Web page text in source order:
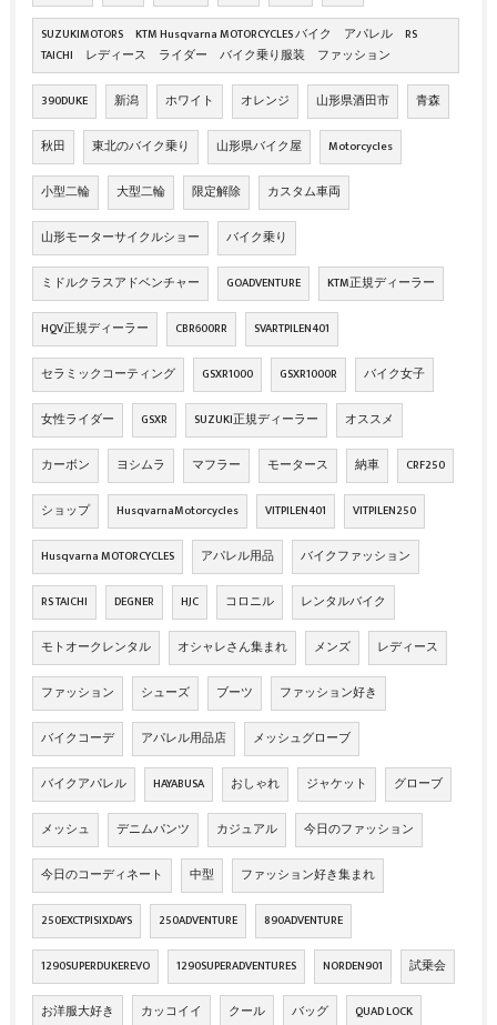
SUZUKIMOTORS KTM Husqvarna MOTORCYCLES バイク アパレル RS
TAICHI レディース ライダー バイク乗り服装 ファッション
390DUKE 新潟 ホワイト オレンジ 山形県酒田市 青森
秋田 東北のバイク乗り 山形県バイク屋 Motorcycles
小型二輪 大型二輪 限定解除 カスタム車両
山形モーターサイクルショー バイク乗り
ミドルクラスアドベンチャー GOADVENTURE KTM正規ディーラー
HQV正規ディーラー CBR600RR SVARTPILEN401
セラミックコーティング GSXR1000 GSXR1000R バイク女子
女性ライダー GSXR SUZUKI正規ディーラー オススメ
カーボン ヨシムラ マフラー モータース 納車 CRF250
ショップ HusqvarnaMotorcycles VITPILEN401 VITPILEN250
Husqvarna MOTORCYCLES アパレル用品 バイクファッション
RS TAICHI DEGNER HJC コロニル レンタルバイク
モトオークレンタル オシャレさん集まれ メンズ レディース
ファッション シューズ ブーツ ファッション好き
バイクコーデ アパレル用品店 メッシュグローブ
バイクアパレル HAYABUSA おしゃれ ジャケット グローブ
メッシュ デニムパンツ カジュアル 今日のファッション
今日のコーディネート 中型 ファッション好き集まれ
250EXCTPISIXDAYS 250ADVENTURE 890ADVENTURE
1290SUPERDUKEREVO 1290SUPERADVENTURES NORDEN901 試乗会
お洋服大好き カッコイイ クール バッグ QUAD LOCK